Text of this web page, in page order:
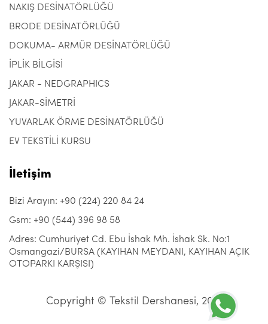
NAKIŞ DESİNATÖRLÜĞÜ
BRODE DESİNATÖRLÜĞÜ
DOKUMA- ARMÜR DESİNATÖRLÜĞÜ
İPLİK BİLGİSİ
JAKAR - NEDGRAPHICS
JAKAR-SİMETRİ
YUVARLAK ÖRME DESİNATÖRLÜĞÜ
EV TEKSTİLİ KURSU
İletişim
Bizi Arayın: +90 (224) 220 84 24
Gsm: +90 (544) 396 98 58
Adres: Cumhuriyet Cd. Ebu İshak Mh. İshak Sk. No:1
Osmangazi/BURSA (KAYIHAN MEYDANI, KAYIHAN AÇIK
OTOPARKI KARŞISI)
Copyright © Tekstil Dershanesi, 2021